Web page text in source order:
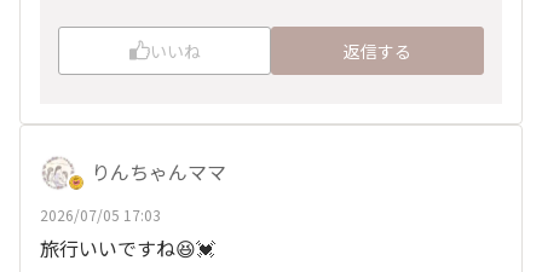
いいね 返信する
りんちゃんママ
2026/07/05 17:03
旅行いいですね😆💓